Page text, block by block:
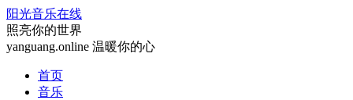
阳光音乐在线
照亮你的世界
yanguang.online 温暖你的心
首页
音乐